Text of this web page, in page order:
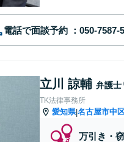
電話で面談予約
立川 諒輔 弁護士
TK法律事務所
愛知県|名古屋市中
万引き・